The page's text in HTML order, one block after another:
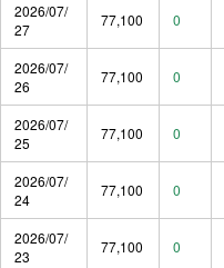
2026/07/
27
77,100 0
2026/07/
26
77,100 0
2026/07/
25
77,100 0
2026/07/
24
77,100 0
2026/07/
23
77,100 0